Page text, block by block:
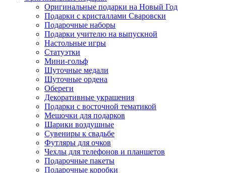
Оригинальные подарки на Новый Год
Подарки с кристаллами Сваровски
Подарочные наборы
Подарки учителю на выпускной
Настольные игры
Статуэтки
Мини-гольф
Шуточные медали
Шуточные ордена
Обереги
Декоративные украшения
Подарки с восточной тематикой
Мешочки для подарков
Шарики воздушные
Сувениры к свадьбе
Футляры для очков
Чехлы для телефонов и планшетов
Подарочные пакеты
Подарочные коробки